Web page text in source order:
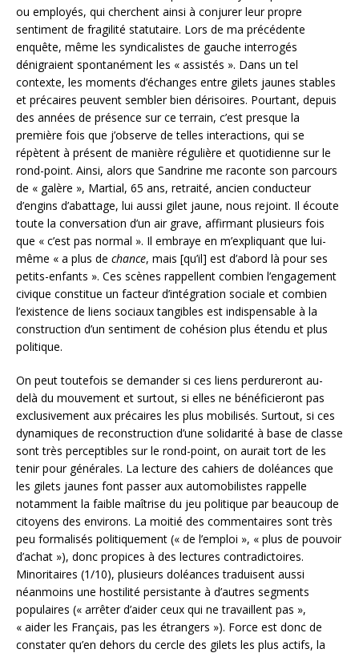
ou employés, qui cherchent ainsi à conjurer leur propre
sentiment de fragilité statutaire. Lors de ma précédente
enquête, même les syndicalistes de gauche interrogés
dénigraient spontanément les « assistés ». Dans un tel
contexte, les moments d’échanges entre gilets jaunes stables
et précaires peuvent sembler bien dérisoires. Pourtant, depuis
des années de présence sur ce terrain, c’est presque la
première fois que j’observe de telles interactions, qui se
répètent à présent de manière régulière et quotidienne sur le
rond-point. Ainsi, alors que Sandrine me raconte son parcours
de « galère », Martial, 65 ans, retraité, ancien conducteur
d’engins d’abattage, lui aussi gilet jaune, nous rejoint. Il écoute
toute la conversation d’un air grave, affirmant plusieurs fois
que « c’est pas normal ». Il embraye en m’expliquant que lui-
même « a plus de chance, mais [qu’il] est d’abord là pour ses
petits-enfants ». Ces scènes rappellent combien l’engagement
civique constitue un facteur d’intégration sociale et combien
l’existence de liens sociaux tangibles est indispensable à la
construction d’un sentiment de cohésion plus étendu et plus
politique.
On peut toutefois se demander si ces liens perdureront au-
delà du mouvement et surtout, si elles ne bénéficieront pas
exclusivement aux précaires les plus mobilisés. Surtout, si ces
dynamiques de reconstruction d’une solidarité à base de classe
sont très perceptibles sur le rond-point, on aurait tort de les
tenir pour générales. La lecture des cahiers de doléances que
les gilets jaunes font passer aux automobilistes rappelle
notamment la faible maîtrise du jeu politique par beaucoup de
citoyens des environs. La moitié des commentaires sont très
peu formalisés politiquement (« de l’emploi », « plus de pouvoir
d’achat »), donc propices à des lectures contradictoires.
Minoritaires (1/10), plusieurs doléances traduisent aussi
néanmoins une hostilité persistante à d’autres segments
populaires (« arrêter d’aider ceux qui ne travaillent pas »,
« aider les Français, pas les étrangers »). Force est donc de
constater qu’en dehors du cercle des gilets les plus actifs, la